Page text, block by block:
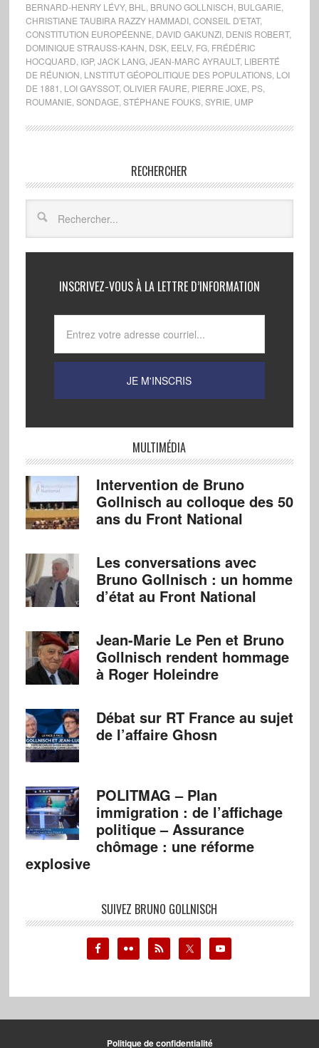
BERNARD-HENRY LÉVY, BHL BRUNO GOLLNISCH BULGARIE
CHRISTIANE TAUBIRA RAZZY HAMMADI, CONSEIL D'ETAT,
CONSTITUTION EUROPÉENNE DAVID GAKUNZI, DENIS ROBERT,
DOMINIQUE STRAUSS-KAHN DSK, EELV, FG, FRÉDÉRIC
HOCQUARD IGP, JACK LANG, JEAN-MARC AYRAULT, LIBERTÉ
DE RÉUNION LNSTITUT GÉOPOLITIQUE DES POPULATIONS, LOI
DE 1881 LOI GAYSSOT, OLIVIER FAURE PIERRE JOXE PS,
ROUMANIE SONDAGE STÉPHANE FOUKS, SYRIE UMP
RECHERCHER
INSCRIVEZ-VOUS À LA LETTRE D’INFORMATION
MULTIMÉDIA
Intervention de Bruno
Gollnisch au colloque des 50
ans du Front National
Les conversations avec
Bruno Gollnisch : un homme
d’état au Front National
Jean-Marie Le Pen et Bruno
Gollnisch rendent hommage
à Roger Holeindre
Débat sur RT France au sujet
de l’affaire Ghosn
POLITMAG – Plan
immigration : de l’affichage
politique – Assurance
chômage : une réforme
explosive
SUIVEZ BRUNO GOLLNISCH
Politique de confidentialité